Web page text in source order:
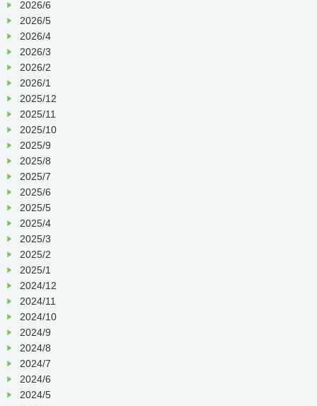
2026/6
2026/5
2026/4
2026/3
2026/2
2026/1
2025/12
2025/11
2025/10
2025/9
2025/8
2025/7
2025/6
2025/5
2025/4
2025/3
2025/2
2025/1
2024/12
2024/11
2024/10
2024/9
2024/8
2024/7
2024/6
2024/5